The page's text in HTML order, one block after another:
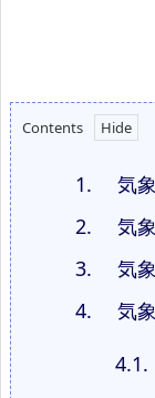
Contents
1.
気
2.
気
3.
気
4.
気
4.1.